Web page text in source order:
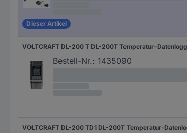
Dieser Artikel
Bestell-Nr.: 1435090